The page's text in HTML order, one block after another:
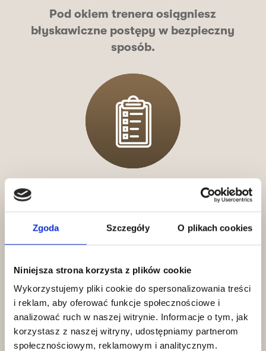
Zgoda Szczegóły O plikach cookies
Niniejsza strona korzysta z plików cookie
Wykorzystujemy pliki cookie do spersonalizowania treści
i reklam, aby oferować funkcje społecznościowe i
analizować ruch w naszej witrynie. Informacje o tym, jak
korzystasz z naszej witryny, udostępniamy partnerom
społecznościowym, reklamowym i analitycznym.
Pod okiemtreneraosiągniesz
błyskawiczne postępy w bezpieczny
sposób.
Indywidualny plantreningowy
dopasowujemy do Twoich celów i
możliwości.